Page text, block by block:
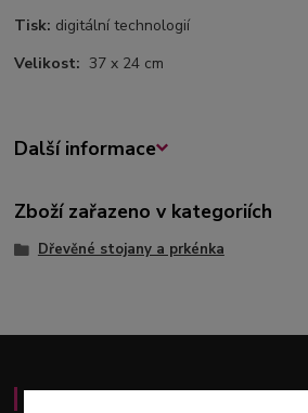
Tisk: digitální technologií
Velikost: 37 x 24 cm
Další informace
Zboží zařazeno v kategoriích
Dřevěné stojany a prkénka
Důležité informace